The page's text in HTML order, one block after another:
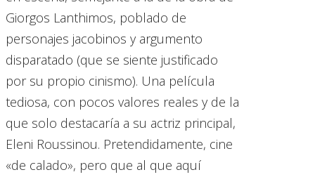
Giorgos Lanthimos, poblado de
personajes jacobinos y argumento
disparatado (que se siente justificado
por su propio cinismo). Una película
tediosa, con pocos valores reales y de la
que solo destacaría a su actriz principal,
Eleni Roussinou. Pretendidamente, cine
«de calado», pero que al que aquí